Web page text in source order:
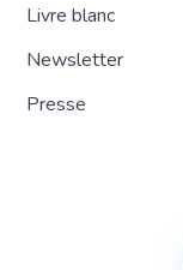
Livre blanc
Newsletter
Presse